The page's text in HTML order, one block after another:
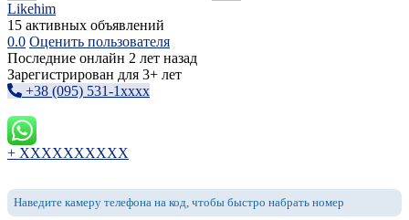
Likehim
15 активных объявлений
0.0 Оценить пользователя
Последние онлайн 2 лет назад
Зарегистрирован для 3+ лет
+38 (095) 531-1xxxx
+ XXXXXXXXXX
Наведите камеру телефона на код, чтобы быстро набрать номер